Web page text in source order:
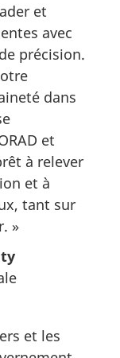
et
avec
précision.
dans
et
à relever
et à
tant sur
»
et les